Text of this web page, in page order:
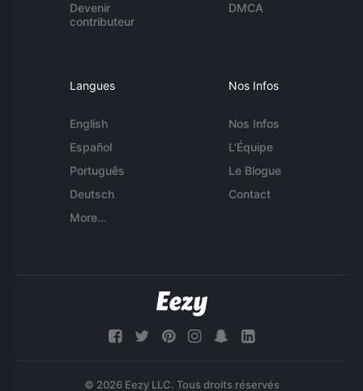
Devenir
contributeur
DMCA
Langues
English
Español
Português
Deutsch
More...
Nos Infos
Nos Infos
L'Équipe
Le Blogue
Contact
© 2026 Eezy LLC. Tous droits réservés